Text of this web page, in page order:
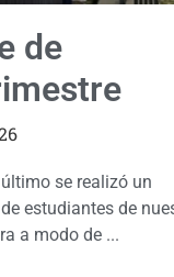
de
se realizó un
estudiantes de
a modo de ...